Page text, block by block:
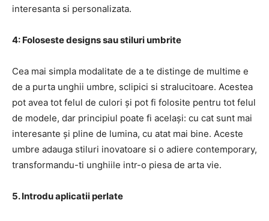
interesanta si personalizata.
4: Foloseste designs sau stiluri umbrite
Cea mai simpla modalitate de a te distinge de multime e
de a purta unghii umbre, sclipici si stralucitoare. Acestea
pot avea tot felul de culori și pot fi folosite pentru tot felul
de modele, dar principiul poate fi același: cu cat sunt mai
interesante și pline de lumina, cu atat mai bine. Aceste
umbre adauga stiluri inovatoare si o adiere contemporary,
transformandu-ti unghiile intr-o piesa de arta vie.
5. Introdu aplicatii perlate